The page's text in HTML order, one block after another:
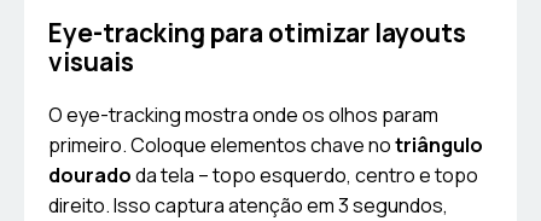
Eye-tracking para otimizar layouts
visuais
O eye-tracking mostra onde os olhos param
primeiro. Coloque elementos chave notriângulo
douradoda tela – topo esquerdo, centro e topo
direito. Isso captura atenção em 3 segundos,